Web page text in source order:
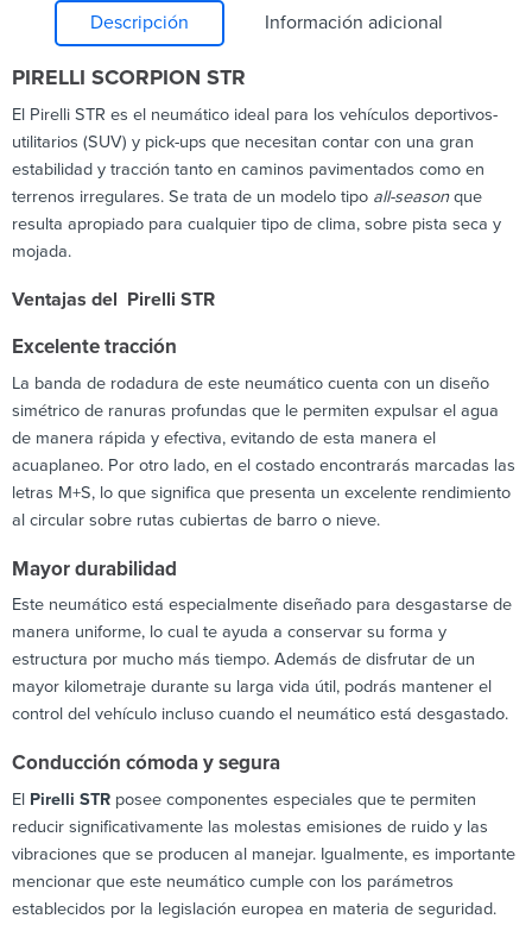
Descripción Información adicional
PIRELLI SCORPION STR
El Pirelli STR es el neumático ideal para los vehículos deportivos-
utilitarios (SUV) y pick-ups que necesitan contar con una gran
estabilidad y tracción tanto en caminos pavimentados como en
terrenos irregulares. Se trata de un modelo tipo all-seasonque
resulta apropiado para cualquier tipo de clima, sobre pista seca y
mojada.
Ventajas del Pirelli STR
Excelente tracción
La banda de rodadura de este neumático cuenta con un diseño
simétrico de ranuras profundas que le permiten expulsar el agua
de manera rápida y efectiva, evitando de esta manera el
acuaplaneo. Por otro lado, en el costado encontrarás marcadas las
letras M+S, lo que significa que presenta un excelente rendimiento
al circular sobre rutas cubiertas de barro o nieve.
Mayor durabilidad
Este neumático está especialmente diseñado para desgastarse de
manera uniforme, lo cual te ayuda a conservar su forma y
estructura por mucho más tiempo. Además de disfrutar de un
mayor kilometraje durante su larga vida útil, podrás mantener el
control del vehículo incluso cuando el neumático está desgastado.
Conducción cómoda y segura
El Pirelli STR posee componentes especiales que te permiten
reducir significativamente las molestas emisiones de ruido y las
vibraciones que se producen al manejar. Igualmente, es importante
mencionar que este neumático cumple con los parámetros
establecidos por la legislación europea en materia de seguridad.